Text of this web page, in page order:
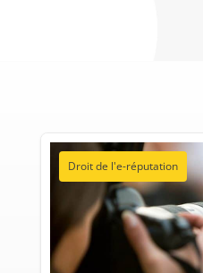
Droit de l'e-réputation